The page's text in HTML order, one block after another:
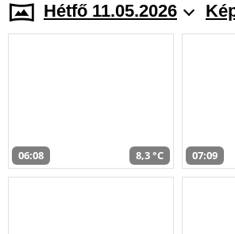
Hétfő 11.05.2026
06:08 8,3 °C 07:09